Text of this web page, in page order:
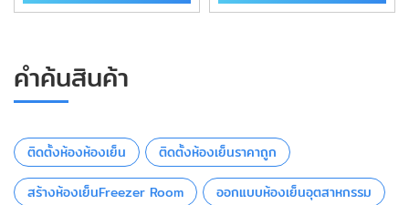
คำค้นสินค้า
ติดตั้งห้องห้องเย็น
ติดตั้งห้องเย็นราคาถูก
สร้างห้องเย็นFreezer Room
ออกแบบห้องเย็นอุตสาหกรรม